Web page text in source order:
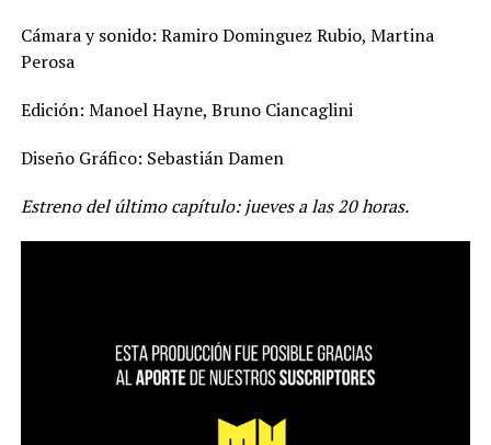
Cámara y sonido: Ramiro Dominguez Rubio, Martina
Perosa
Edición: Manoel Hayne, Bruno Ciancaglini
Diseño Gráfico: Sebastián Damen
Estreno del último capítulo: jueves a las 20 horas.